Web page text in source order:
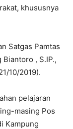
khususnya
Satgas Pamtas
Biantoro , S.IP.,
10/2019).
pelajaran
masing Pos
Kampung